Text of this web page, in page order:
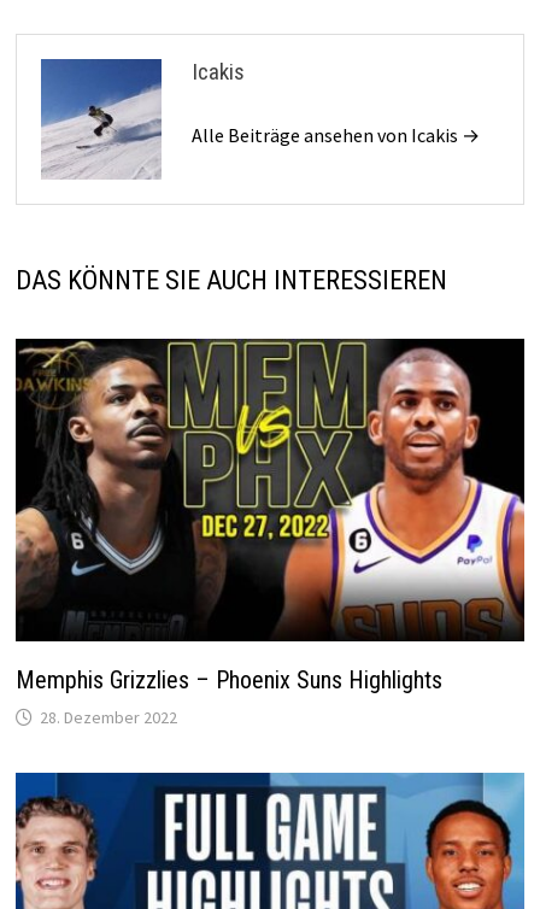
Icakis
Alle Beiträge ansehen von Icakis →
DAS KÖNNTE SIE AUCH INTERESSIEREN
Memphis Grizzlies – Phoenix Suns Highlights
28. Dezember 2022